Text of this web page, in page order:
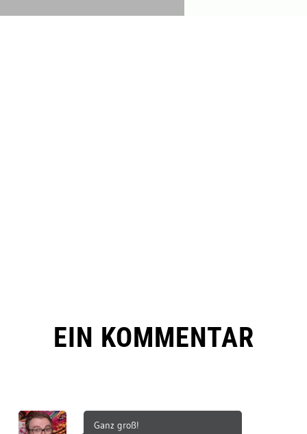
EIN KOMMENTAR
Ganz groß!